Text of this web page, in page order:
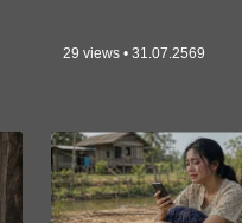
29 views • 31.07.2569